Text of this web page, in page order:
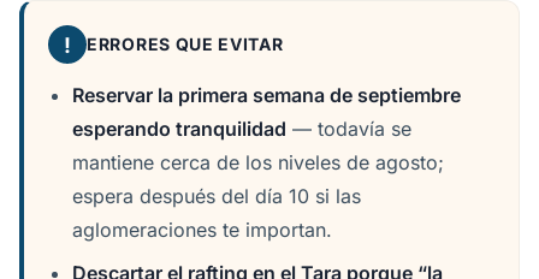
! ERRORES QUE EVITAR
Reservar la primera semana de septiembre
esperando tranquilidad — todavía se
mantiene cerca de los niveles de agosto;
espera después del día 10 si las
aglomeraciones te importan.
Descartar el rafting en el Tara porque “la